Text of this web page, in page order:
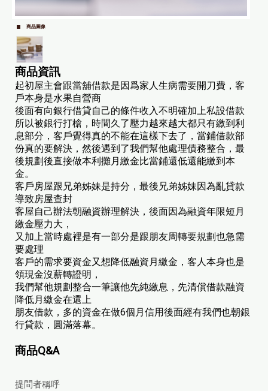
商品圖像
商品資訊
起初屋主會跟當舖借款是因爲家人生病需要開刀費，客
戶本身是水果自營商
後面有向銀行借貸自己的條件收入不明確加上私設借款
所以被銀行打槍，時間久了壓力越來越大都只有繳到利
息部分，客戶覺得真的不能在這樣下去了，當鋪借款部
份真的要解決，然後遇到了我們幫他處理債務整合，最
後規劃後直接做本利攤月繳金比當鋪還低還能繳到本
金。
客戶房屋跟兄弟姊妹是持分，最後兄弟姊妹因為亂貸款
導致房屋查封
客屋自己辦法朝融資辦理解決，後面因為融資年限短月
繳金壓力大，
又加上當時處裡是有一部分是跟朋友周轉要規劃也急需
要處理
客戶的需求要資金又想降低融資月繳金，客人本身也是
領現金沒薪轉證明，
我們幫他規劃整合一筆讓他先純繳息，先清償借款融資
降低月繳金在還上
朋友借款，多的資金在做6個月信用後面經有我們也朝銀
行貸款，圓滿落幕。
商品Q&A
提問者稱呼